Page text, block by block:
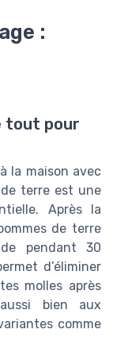
:
tout pour
la maison avec
terre est une
Après la
de terre
pendant 30
d’éliminer
molles après
bien aux
comme